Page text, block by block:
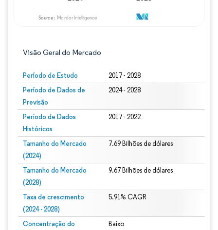
Visão Geral do Mercado
Período de Estudo 2017 - 2028
Período de Dados de
Previsão
2024 - 2028
Período de Dados
Históricos
2017 - 2022
Tamanho do Mercado
(2024)
7.69 Bilhões de dólares
Tamanho do Mercado
(2028)
9.67 Bilhões de dólares
Taxa de crescimento
(2024 - 2028)
5.91% CAGR
Concentração do
Baixo